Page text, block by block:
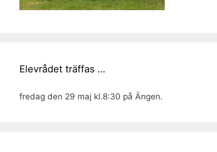
Elevrådet träffas …
fredag den 29 maj kl.8:30 på Ängen.